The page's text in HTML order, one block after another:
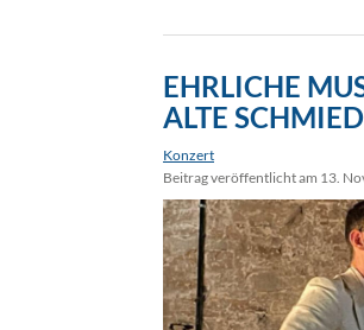
EHRLICHE
ALTE
Konzert
Beitrag veröffentlicht am 13.